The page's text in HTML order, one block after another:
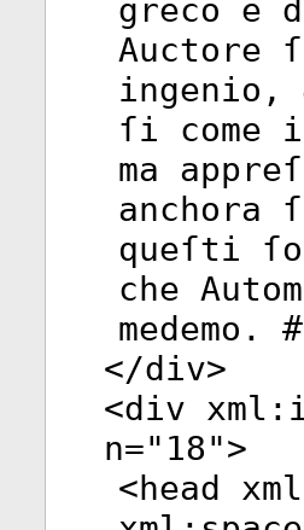
greco e
Auctore
ingenio,
ſi come
ma
queſti
che
medemo.
</div>
<div
n=" 18">
<head